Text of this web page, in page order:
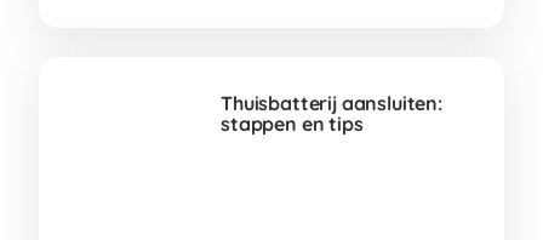
Thuisbatterij aansluiten:
stappen en tips